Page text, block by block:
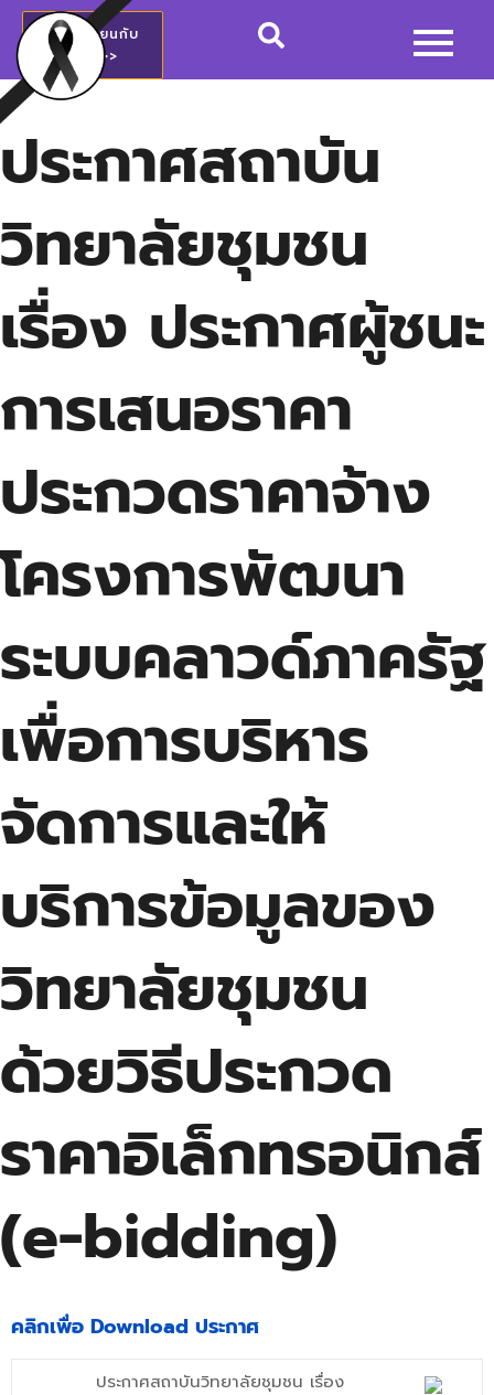
สมัครเรียนกับ
วชช.>>
ประกาศสถาบัน
วิทยาลัยชุมชน
เรื่อง ประกาศผู้ชนะ
การเสนอราคา
ประกวดราคาจ้าง
โครงการพัฒนา
ระบบคลาวด์ภาครัฐ
เพื่อการบริหาร
จัดการและให้
บริการข้อมูลของ
วิทยาลัยชุมชน
ด้วยวิธีประกวด
ราคาอิเล็กทรอนิกส์
(e-bidding)
คลิกเพื่อ Download ประกาศ
ประกาศสถาบันวิทยาลัยชุมชน เรื่อง